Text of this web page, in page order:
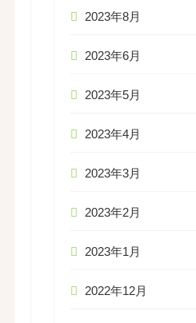
2023年8月
2023年6月
2023年5月
2023年4月
2023年3月
2023年2月
2023年1月
2022年12月